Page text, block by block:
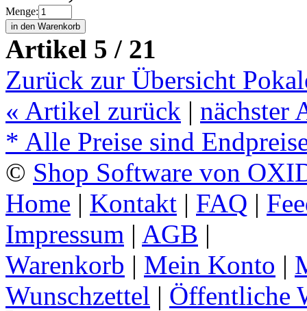
Menge:
Artikel 5 / 21
Zurück zur Übersicht
« Artikel zurück | nächster
* Alle Preise sind
© Shop Software von
Home | Kontakt | FAQ |
Impressum | AGB |
Warenkorb | Mein Konto |
Wunschzettel | Öffentliche